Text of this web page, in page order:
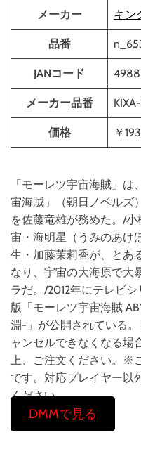
メーカー キン
品番
JANコード
メーカー品番
価格 ￥
「モーレツ宇宙海賊」
宙海賊」（朝日ノベルズ
を佐藤竜雄が務めた。/
宙・海明星（うみのあけ
生・加藤茉莉香が、とあ
なり、宇宙の大海原で大
ラだ。/2012年にテレビ
版「モーレツ宇宙海賊
淵-」が公開されている
ャンセルできなくなる場
上、ご注文ください。※
です。対応プレイヤー以
ください。
DMMで見る